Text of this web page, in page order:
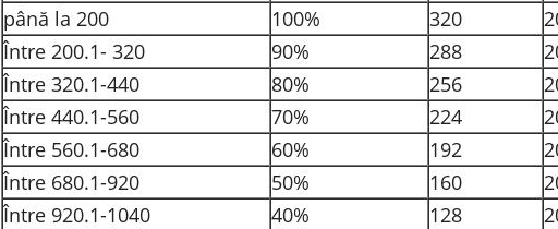
până la 200
100% 320
Între 200.1- 320
90% 288
Între 320.1-440
80% 256
Între 440.1-560
70% 224
Între 560.1-680
60% 192
Între 680.1-920
50% 160
Între 920.1-1040
40% 128